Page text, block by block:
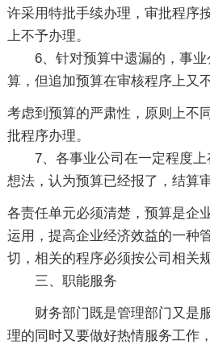
许采用特批手续办理，审批程序
上不予办理。
6、针对预算中遗漏的，事
算，但追加预算在审核程序上又
考虑到预算的严肃性，原则上不
批程序办理。
7、各事业公司在一定程度
想法，认为预算已经报了，结算
各责任单元必须清楚，预算是企
运用，提高企业经济效益的一种
切，相关的程序必须按公司相关
三、职能服务
财务部门既是管理部门又是
理的同时又要做好热情服务工作